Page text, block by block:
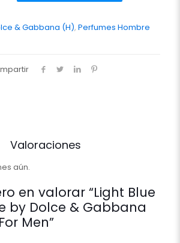
& Gabbana (H), Perfumes Hombre
Valoraciones
aún.
en valorar “Light Blue
by Dolce & Gabbana
Men”